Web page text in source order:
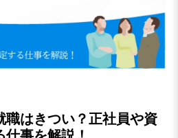
職はきつい？正社員や資